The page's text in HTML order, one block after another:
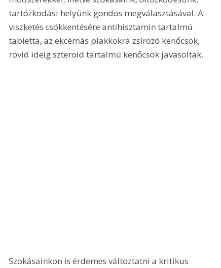
tartózkodási helyünk gondos megválasztásával. A
viszketés csökkentésére antihisztamin tartalmú
tabletta, az ekcémás plakkokra zsírozó kenőcsök,
rövid ideig szteroid tartalmú kenőcsök javasoltak.
Szokásainkon is érdemes változtatni a kritikus